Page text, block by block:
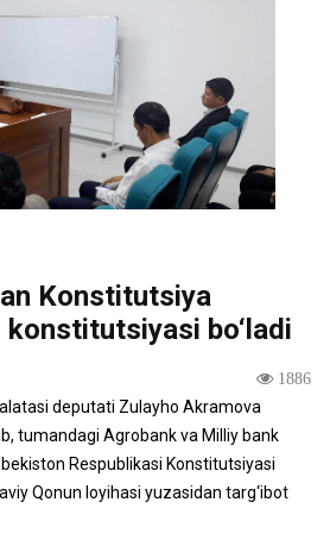
Konstitutsiya
konstitutsiyasi bo‘ladi
1886
deputati Zulayho Akramova
tumandagi Agrobank va Milliy bank
Respublikasi Konstitutsiyasi
Qonun loyihasi yuzasidan targ‘ibot